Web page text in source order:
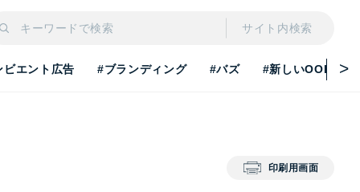
サイト内検索
ビエント広告 #ブランディング #バズ #新しいOOH
印刷用画面